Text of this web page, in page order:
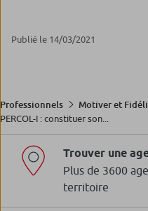
Publié le 14/03/2021
Professionnels
Motiver et
PERCOL-I : constituer son...
Trouver une
Plus de 3600
territoire